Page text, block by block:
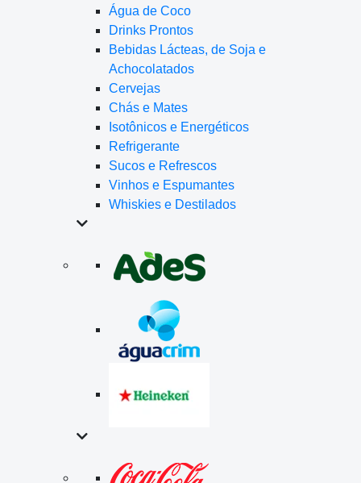
Água de Coco
Drinks Prontos
Bebidas Lácteas, de Soja e
Achocolatados
Cervejas
Chás e Mates
Isotônicos e Energéticos
Refrigerante
Sucos e Refrescos
Vinhos e Espumantes
Whiskies e Destilados